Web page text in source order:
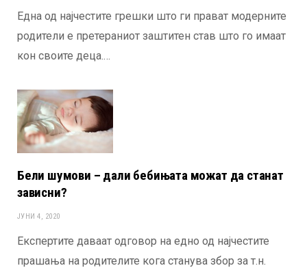
Една од најчестите грешки што ги прават модерните
родители е претераниот заштитен став што го имаат
кон своите деца.…
Бели шумови – дали бебињата можат да станат
зависни?
ЈУНИ 4, 2020
Експертите даваат одговор на едно од најчестите
прашања на родителите кога станува збор за т.н.